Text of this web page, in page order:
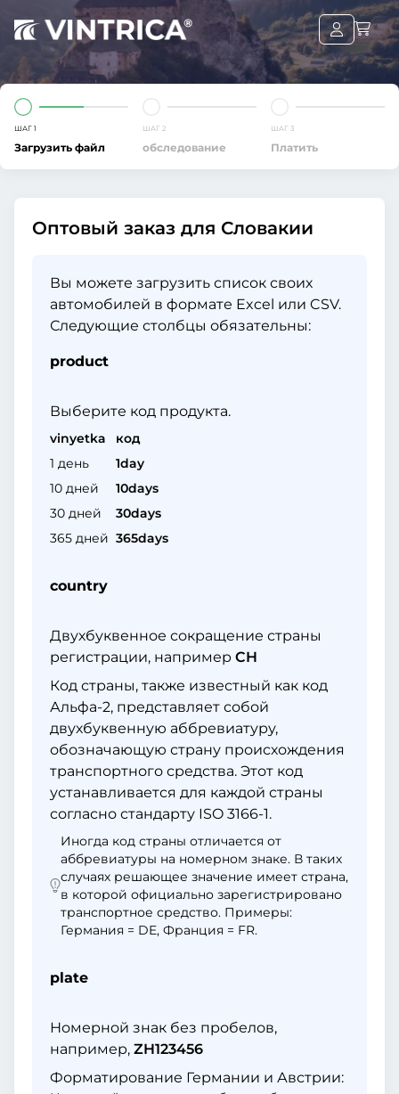
ШАГ 1
Загрузить файл
ШАГ 2
обследование
ШАГ 3
Платить
Оптовый заказ для Словакии
Вы можете загрузить список своих
автомобилей в формате Excel или CSV.
Следующие столбцы обязательны:
product
Выберите код продукта.
vinyetka
код
1 день
1day
10 дней
10days
30 дней
30days
365 дней 365days
country
Двухбуквенное сокращение страны
регистрации, например CH
Код страны, также известный как код
Альфа-2, представляет собой
двухбуквенную аббревиатуру,
обозначающую страну происхождения
транспортного средства. Этот код
устанавливается для каждой страны
согласно стандарту ISO 3166-1.
Иногда код страны отличается от
аббревиатуры на номерном знаке. В таких
случаях решающее значение имеет страна,
в которой официально зарегистрировано
транспортное средство. Примеры:
Германия = DE, Франция = FR.
plate
Номерной знак без пробелов,
например, ZH123456
Форматирование Германии и Австрии: